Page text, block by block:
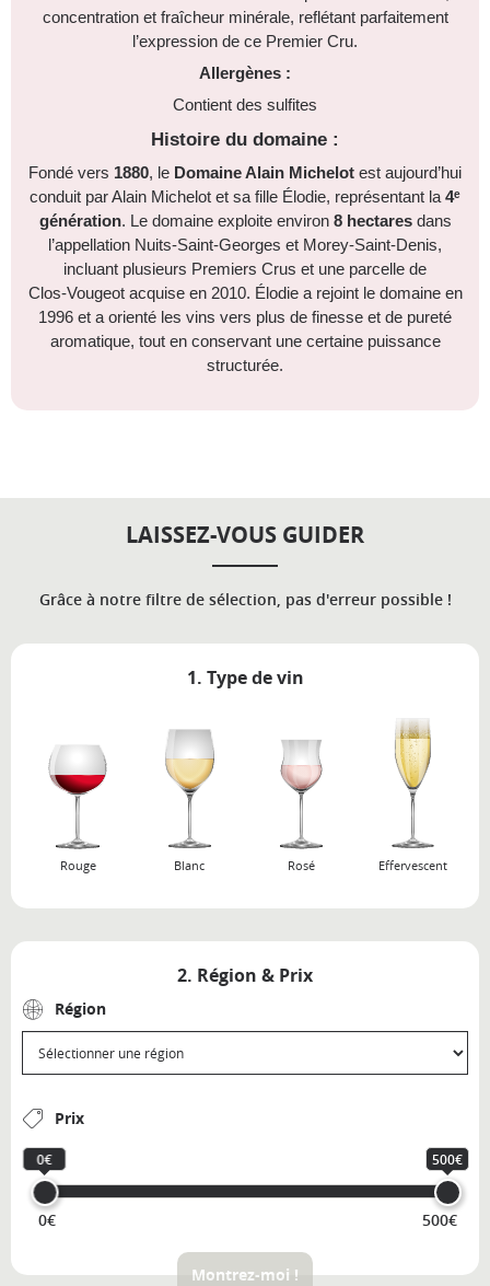
concentration et fraîcheur minérale, reflétant parfaitement
l’expression de ce Premier Cru.
Allergènes :
Contient des sulfites
Histoire du domaine :
Fondé vers 1880, le Domaine Alain Michelot est aujourd’hui
conduit par Alain Michelot et sa fille Élodie, représentant la4ᵉ
génération. Le domaine exploite environ 8 hectaresdans
l’appellation Nuits‑Saint‑Georges et Morey‑Saint‑Denis,
incluant plusieurs Premiers Crus et une parcelle de
Clos‑Vougeot acquise en 2010. Élodie a rejoint le domaine en
1996 et a orienté les vins vers plus de finesse et de pureté
aromatique, tout en conservant une certaine puissance
structurée.
LAISSEZ-VOUS GUIDER
Grâce à notre filtre de sélection, pas d'erreur possible !
1. Type de vin
Rouge Blanc Rosé Effervescent
2. Région & Prix
Région
Prix
0€ 500€
0€ 500€
Montrez-moi !